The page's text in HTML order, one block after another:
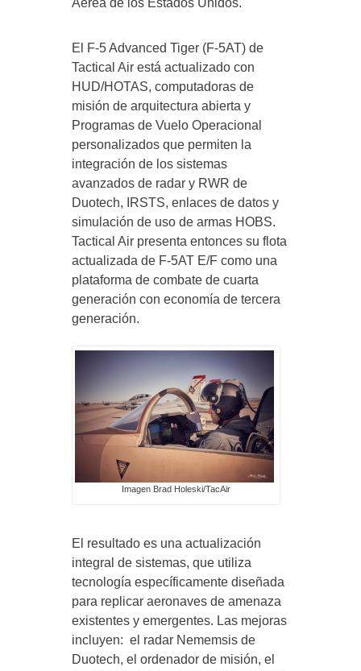
El F-5 Advanced Tiger (F-5AT) de
Tactical Air está actualizado con
HUD/HOTAS, computadoras de
misión de arquitectura abierta y
Programas de Vuelo Operacional
personalizados que permiten la
integración de los sistemas
avanzados de radar y RWR de
Duotech, IRSTS, enlaces de datos y
simulación de uso de armas HOBS.
Tactical Air presenta entonces su flota
actualizada de F-5AT E/F como una
plataforma de combate de cuarta
generación con economía de tercera
generación.
Imagen Brad Holeski/TacAir
El resultado es una actualización
integral de sistemas, que utiliza
tecnología específicamente diseñada
para replicar aeronaves de amenaza
existentes y emergentes. Las mejoras
incluyen: el radar Nememsis de
Duotech, el ordenador de misión, el